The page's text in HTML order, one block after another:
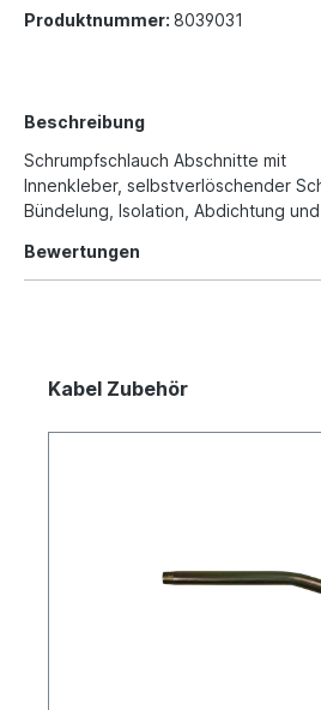
Produktnummer: 8039031
Beschreibung
Schrumpfschlauch Abschnitte mit
Innenkleber, selbstverlöschender
Bündelung, Isolation, Abdichtung
Bewertungen
Kabel Zubehör